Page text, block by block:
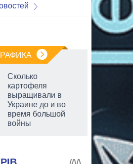
Сколько
картофеля
выращивали в
Украине до и во
время большой
войны